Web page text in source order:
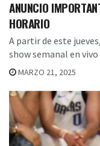
ANUNCIO
HORARIO
A partir de este
show semanal en vivo
MARZO 21, 2025